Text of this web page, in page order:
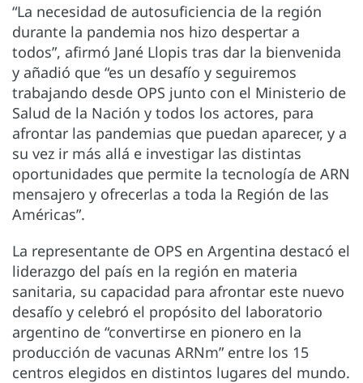
“La necesidad de autosuficiencia de la región
durante la pandemia nos hizo despertar a
todos”, afirmó Jané Llopis tras dar la bienvenida
y añadió que “es un desafío y seguiremos
trabajando desde OPS junto con el Ministerio de
Salud de la Nación y todos los actores, para
afrontar las pandemias que puedan aparecer, y a
su vez ir más allá e investigar las distintas
oportunidades que permite la tecnología de ARN
mensajero y ofrecerlas a toda la Región de las
Américas”.
La representante de OPS en Argentina destacó el
liderazgo del país en la región en materia
sanitaria, su capacidad para afrontar este nuevo
desafío y celebró el propósito del laboratorio
argentino de “convertirse en pionero en la
producción de vacunas ARNm” entre los 15
centros elegidos en distintos lugares del mundo.